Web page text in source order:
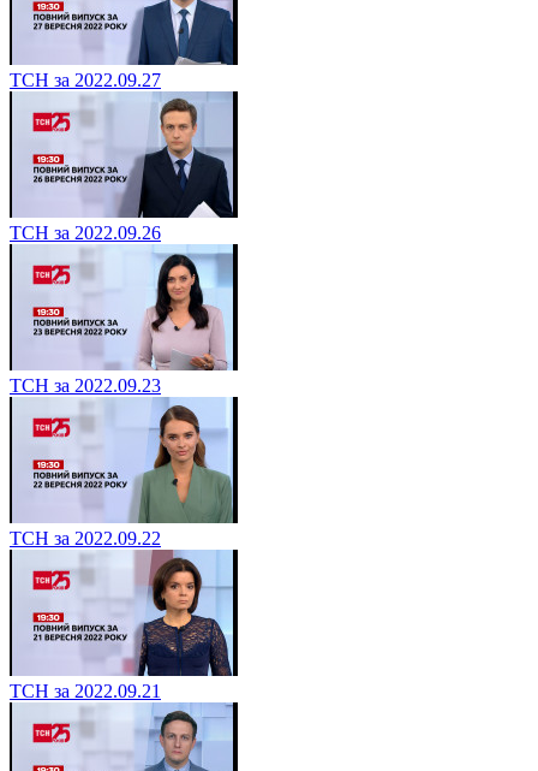
ТСН за 2022.09.27
ТСН за 2022.09.26
ТСН за 2022.09.23
ТСН за 2022.09.22
ТСН за 2022.09.21